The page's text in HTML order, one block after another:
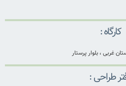
کارگاه :
غربی ، بلوار پرستار
طراحی :